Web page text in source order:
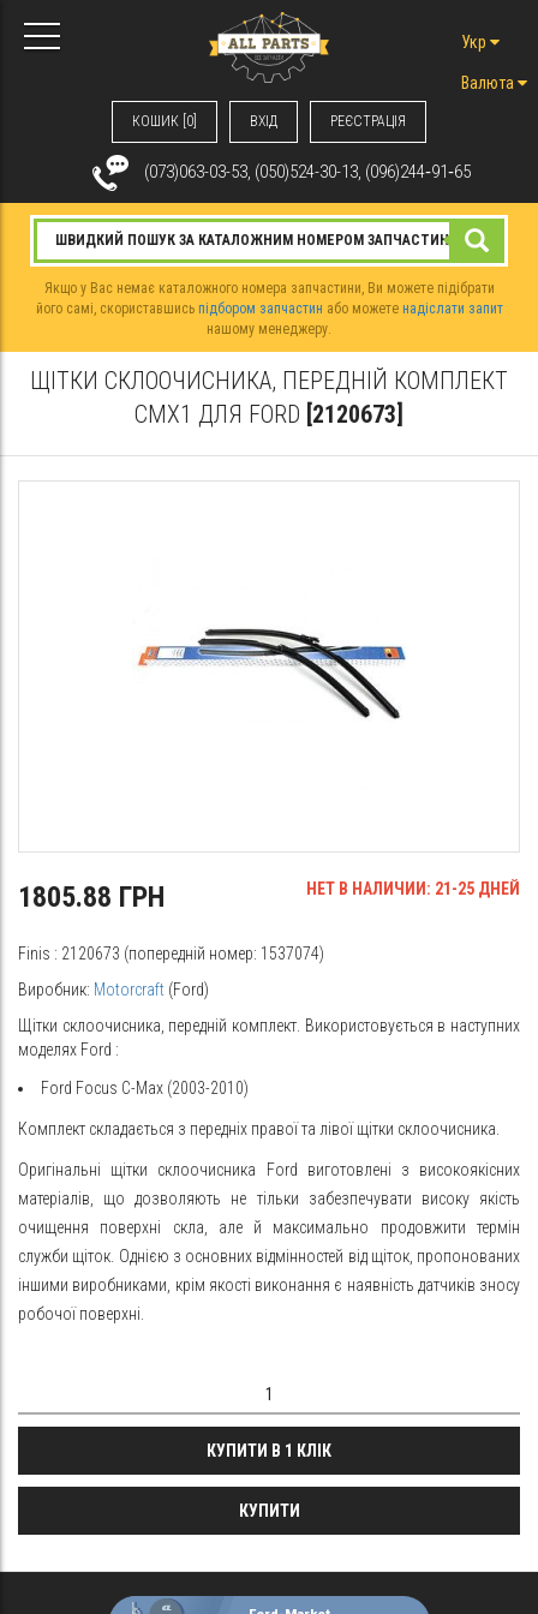
КОШИК [0] ВХIД РЕЄСТРАЦІЯ
Укр
Валюта
(073)063-03-53, (050)524-30-13, (096)244‑91‑65
Якщо у Вас немає каталожного номера запчастини, Ви можете підібрати
його самі, скориставшись підбором запчастин або можете надіслати запит
нашому менеджеру.
ЩІТКИ СКЛООЧИСНИКА, ПЕРЕДНІЙ КОМПЛЕКТ
CMX1 ДЛЯ FORD [2120673]
1805.88 ГРН НЕТ В НАЛИЧИИ: 21-25 ДНЕЙ
Finis : 2120673 (попередній номер: 1537074)
Виробник: Motorcraft (Ford)
Щітки склоочисника, передній комплект. Використовується в наступних
моделях Ford :
Ford Focus C-Max (2003-2010)
Комплект складається з передніх правої та лівої щітки склоочисника.
Оригінальні щітки склоочисника Ford виготовлені з високоякісних
матеріалів, що дозволяють не тільки
забезпечувати
високу якість
очищення поверхні скла, але й максимально продовжити термін
служби щіток. Однією з основних відмінностей від щіток, пропонованих
іншими виробниками, крім якості виконання є наявність датчиків зносу
робочої поверхні.
КУПИТИ В 1 КЛІК
КУПИТИ